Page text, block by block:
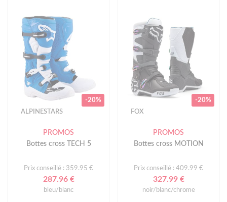
-20%
ALPINESTARS
PROMOS
Bottes cross TECH 5
Prix conseillé : 359.95 €
287.96 €
bleu/blanc
-20%
FOX
PROMOS
Bottes cross MOTION
Prix conseillé : 409.99 €
327.99 €
noir/blanc/chrome